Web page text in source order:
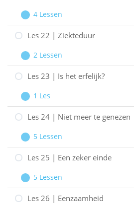
Behandelingen
Uitbreiden
Les
21
Kinderen
en
eetstoornis
4 Lessen
Les 22 | Ziekteduur
Uitbreiden
Les
22
Ziekteduur
2 Lessen
Les 23 | Is het erfelijk?
Uitbreiden
Les
23
Is
het
1 Les
Les 24 | Niet meer te genezen
Uitbreiden
Les
24
Niet
meer
5 Lessen
Les 25 | Een zeker einde
Uitbreiden
Les
25
5 Lessen
Les 26 | Eenzaamheid